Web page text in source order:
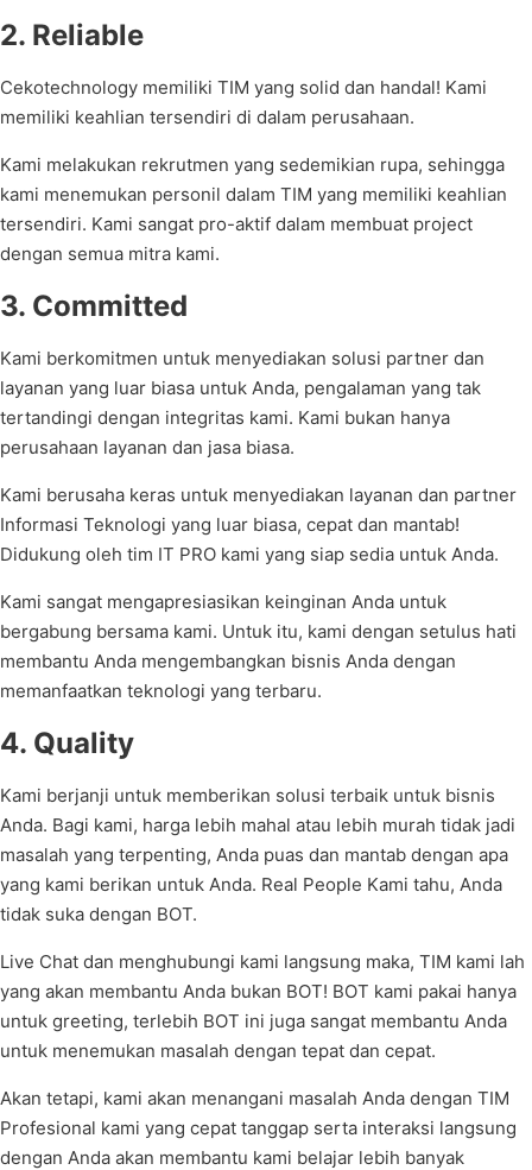
2. Reliable
Cekotechnology memiliki TIM yang solid dan handal! Kami
memiliki keahlian tersendiri di dalam perusahaan.
Kami melakukan rekrutmen yang sedemikian rupa, sehingga
kami menemukan personil dalam TIM yang memiliki keahlian
tersendiri. Kami sangat pro-aktif dalam membuat project
dengan semua mitra kami.
3. Committed
Kami berkomitmen untuk menyediakan solusi partner dan
layanan yang luar biasa untuk Anda, pengalaman yang tak
tertandingi dengan integritas kami. Kami bukan hanya
perusahaan layanan dan jasa biasa.
Kami berusaha keras untuk menyediakan layanan dan partner
Informasi Teknologi yang luar biasa, cepat dan mantab!
Didukung oleh tim IT PRO kami yang siap sedia untuk Anda.
Kami sangat mengapresiasikan keinginan Anda untuk
bergabung bersama kami. Untuk itu, kami dengan setulus hati
membantu Anda mengembangkan bisnis Anda dengan
memanfaatkan teknologi yang terbaru.
4. Quality
Kami berjanji untuk memberikan solusi terbaik untuk bisnis
Anda. Bagi kami, harga lebih mahal atau lebih murah tidak jadi
masalah yang terpenting, Anda puas dan mantab dengan apa
yang kami berikan untuk Anda. Real People Kami tahu, Anda
tidak suka dengan BOT.
Live Chat dan menghubungi kami langsung maka, TIM kami lah
yang akan membantu Anda bukan BOT! BOT kami pakai hanya
untuk greeting, terlebih BOT ini juga sangat membantu Anda
untuk menemukan masalah dengan tepat dan cepat.
Akan tetapi, kami akan menangani masalah Anda dengan TIM
Profesional kami yang cepat tanggap serta interaksi langsung
dengan Anda akan membantu kami belajar lebih banyak